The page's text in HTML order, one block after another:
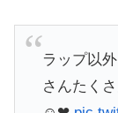
ラップ以
さんたく